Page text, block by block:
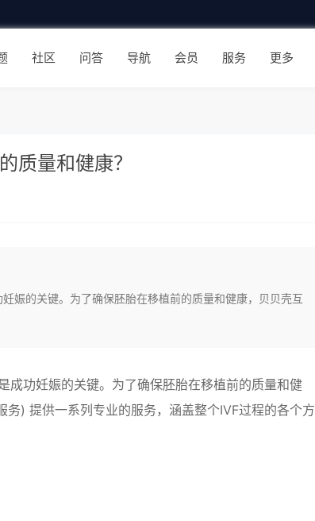
社区 问答 导航 会员 服务 更多
质量和健康？
娠的关键。为了确保胚胎在移植前的质量和健康，贝贝壳互
成功妊娠的关键。为了确保胚胎在移植前的质量和健
) 提供一系列专业的服务，涵盖整个IVF过程的各个方